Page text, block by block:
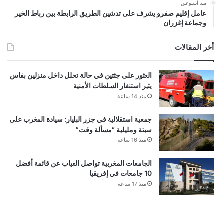
منذ أسبوعين
عامل إقليم صفرو يشرف على تدشين الطريق الرابطة بين رباط الخير
وجماعة إغزران
أخر المقالات
العثور على جثتين في حالة تحلل داخل منزلين بفاس
يثير استنفار السلطات الأمنية
منذ 14 ساعة
جمعية استقلالية في جزر البليار: سيادة المغرب على
سبتة ومليلية “مسألة وقت”
منذ 16 ساعة
الجامعات المغربية تواصل الغياب عن قائمة أفضل
10 جامعات في إفريقيا
منذ 17 ساعة